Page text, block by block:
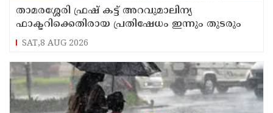
താമരശ്ശേരി ഫ്രഷ് കട്ട് അറവുമാലിന്യ
ഫാക്ടറിക്കെതിരായ പ്രതിഷേധം ഇന്നും തുടരും
SAT,8 AUG 2026